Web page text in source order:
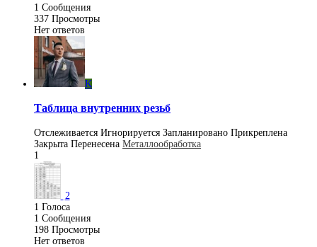
1 Сообщения
337 Просмотры
Нет ответов
K
Таблица внутренних резьб
Отслеживается Игнорируется Запланировано Прикреплена
Закрыта Перенесена Металлообработка
1
2
1 Голоса
1 Сообщения
198 Просмотры
Нет ответов